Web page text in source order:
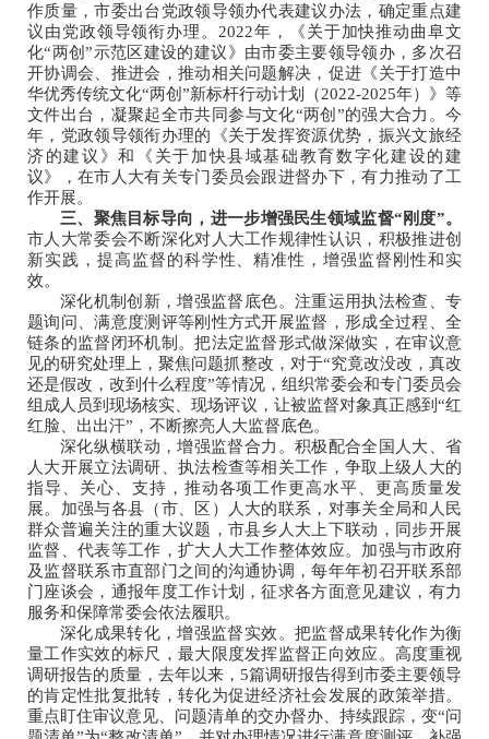
作质量，市委出台党政领导领办代表建议办法，确定重点建
议由党政领导领衔办理。2022年，《关于加快推动曲阜文
化“两创”示范区建设的建议》由市委主要领导领办，多次召
开协调会、推进会，推动相关问题解决，促进《关于打造中
华优秀传统文化“两创”新标杆行动计划（2022-2025年）》等
文件出台，凝聚起全市共同参与文化“两创”的强大合力。今
年，党政领导领衔办理的《关于发挥资源优势，振兴文旅经
济的建议》和《关于加快县域基础教育数字化建设的建
议》，在市人大有关专门委员会跟进督办下，有力推动了工
作开展。
三、聚焦目标导向，进一步增强民生领域监督“刚度”。
市人大常委会不断深化对人大工作规律性认识，积极推进创
新实践，提高监督的科学性、精准性，增强监督刚性和实
效。
深化机制创新，增强监督底色。注重运用执法检查、专
题询问、满意度测评等刚性方式开展监督，形成全过程、全
链条的监督闭环机制。把法定监督形式做深做实，在审议意
见的研究处理上，聚焦问题抓整改，对于“究竟改没改，真改
还是假改，改到什么程度”等情况，组织常委会和专门委员会
组成人员到现场核实、现场评议，让被监督对象真正感到“红
红脸、出出汗”，不断擦亮人大监督底色。
深化纵横联动，增强监督合力。积极配合全国人大、省
人大开展立法调研、执法检查等相关工作，争取上级人大的
指导、关心、支持，推动各项工作更高水平、更高质量发
展。加强与各县（市、区）人大的联系，对事关全局和人民
群众普遍关注的重大议题，市县乡人大上下联动，同步开展
监督、代表等工作，扩大人大工作整体效应。加强与市政府
及监督联系市直部门之间的沟通协调，每年年初召开联系部
门座谈会，通报年度工作计划，征求各方面意见建议，有力
服务和保障常委会依法履职。
深化成果转化，增强监督实效。把监督成果转化作为衡
量工作实效的标尺，最大限度发挥监督正向效应。高度重视
调研报告的质量，去年以来，5篇调研报告得到市委主要领导
的肯定性批复批转，转化为促进经济社会发展的政策举措。
重点盯住审议意见、问题清单的交办督办、持续跟踪，变“问